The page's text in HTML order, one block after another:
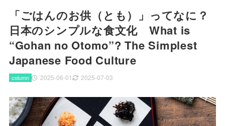
「ごはんのお供（とも）」ってなに？
日本のシンプルな食文化 What is
“Gohan no Otomo”? The Simplest
Japanese Food Culture
2025-06-01 2025-07-03
column